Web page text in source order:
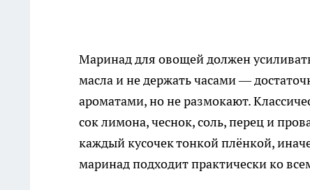
Маринад для овощей должен
масла и не держать часами —
ароматами, но не размокают.
сок лимона, чеснок, соль, перец и
каждый кусочек тонкой плёнкой,
маринад подходит практически ко